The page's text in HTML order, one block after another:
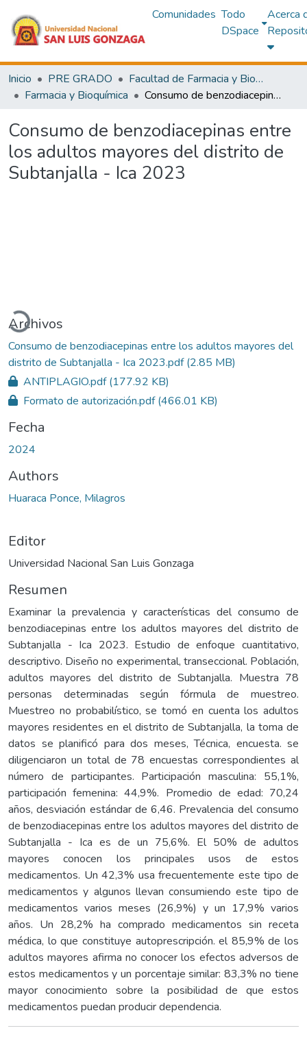
Comunidades Todo
DSpace
Acerca
Inicio PRE GRADO
Facultad de Farmacia y Bioquímica
Farmacia y Bioquímica
Consumo de benzodiacepinas entre los adultos mayores del distrito de Subtanjalla - Ica 2023
Consumo de benzodiacepinas entre
los adultos mayores del distrito de
Subtanjalla - Ica 2023
Cargando...
Archivos
Consumo de benzodiacepinas entre los adultos mayores del
distrito de Subtanjalla - Ica 2023.pdf(2.85 MB)
ANTIPLAGIO.pdf(177.92 KB)
Formato de autorización.pdf(466.01 KB)
Fecha
2024
Authors
Huaraca Ponce, Milagros
Editor
Universidad Nacional San Luis Gonzaga
Resumen
Examinar la prevalencia y características del consumo de
benzodiacepinas entre los adultos mayores del distrito de
Subtanjalla - Ica 2023. Estudio de enfoque cuantitativo,
descriptivo. Diseño no experimental, transeccional. Población,
adultos mayores del distrito de Subtanjalla. Muestra 78
personas determinadas según fórmula de muestreo.
Muestreo no probabilístico, se tomó en cuenta los adultos
mayores residentes en el distrito de Subtanjalla, la toma de
datos se planificó para dos meses, Técnica, encuesta. se
diligenciaron un total de 78 encuestas correspondientes al
número de participantes. Participación masculina: 55,1%,
participación femenina: 44,9%. Promedio de edad: 70,24
años, desviación estándar de 6,46. Prevalencia del consumo
de benzodiacepinas entre los adultos mayores del distrito de
Subtanjalla - Ica es de un 75,6%. El 50% de adultos
mayores conocen los principales usos de estos
medicamentos. Un 42,3% usa frecuentemente este tipo de
medicamentos y algunos llevan consumiendo este tipo de
medicamentos varios meses (26,9%) y un 17,9% varios
años. Un 28,2% ha comprado medicamentos sin receta
médica, lo que constituye autoprescripción. el 85,9% de los
adultos mayores afirma no conocer los efectos adversos de
estos medicamentos y un porcentaje similar: 83,3% no tiene
mayor conocimiento sobre la posibilidad de que estos
medicamentos puedan producir dependencia.